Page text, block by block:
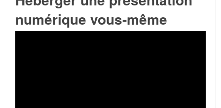
numérique vous-même